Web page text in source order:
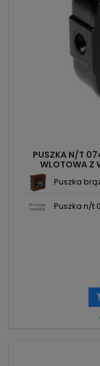
PUSZKA N/T
WLOTOWA Z
Puszka
Puszka n/t